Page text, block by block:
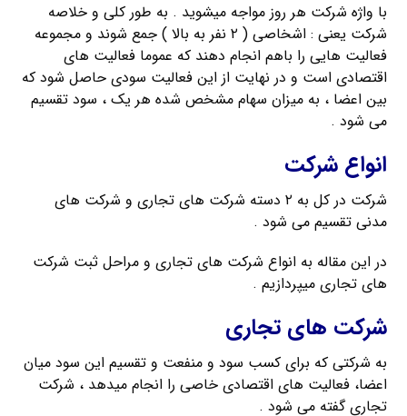
با واژه شرکت هر روز مواجه میشوید . به طور کلی و خلاصه
شرکت یعنی : اشخاصی ( ۲ نفر به بالا ) جمع شوند و مجموعه
فعالیت هایی را باهم انجام دهند که عموما فعالیت های
اقتصادی است و در نهایت از این فعالیت سودی حاصل شود که
بین اعضا ، به میزان سهام مشخص شده هر یک ، سود تقسیم
می شود .
انواع شرکت
شرکت در کل به ۲ دسته شرکت های تجاری و شرکت های
مدنی تقسیم می شود .
در این مقاله به انواع شرکت های تجاری و مراحل ثبت شرکت
های تجاری میپردازیم .
شرکت های تجاری
به شرکتی که برای کسب سود و منفعت و تقسیم این سود میان
اعضا، فعالیت های اقتصادی خاصی را انجام میدهد ، شرکت
تجاری گفته می شود .